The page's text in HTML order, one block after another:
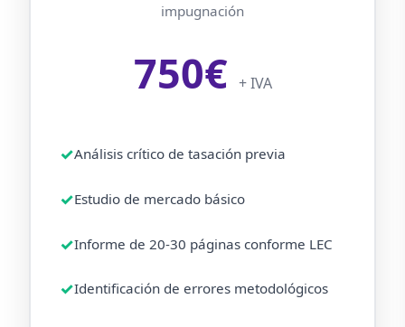
impugnación
750€ + IVA
Análisis crítico de tasación previa
Estudio de mercado básico
Informe de 20-30 páginas conforme LEC
Identificación de errores metodológicos